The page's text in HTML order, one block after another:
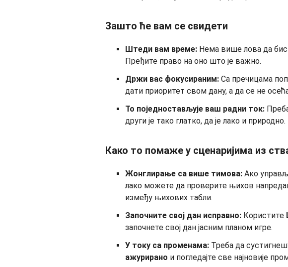
Зашто ће вам се свидети
Штеди вам време: Нема више лова да
Пређите право на оно што је важно.
Држи вас фокусираним: Са пречицама
дати приоритет свом дану, а да се не
То поједностављује ваш радни ток:
други је тако глатко, да је лако и природно.
Како то помаже у сценаријима из
Жонглирање са више тимова: Ако
лако можете да проверите њихов
између њихових табли.
Започните свој дан исправно: Користите
започнете свој дан јасним планом игре.
У току са променама: Треба да
ажурирано и погледајте све најновије